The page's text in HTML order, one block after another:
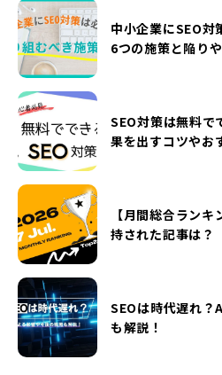
中小企業にSEO対
6つの施策と陥り
SEO対策は無料で
果を出すコツやお
【月間総合ラン
持された記事は？
SEOは時代遅れ？
も解説！